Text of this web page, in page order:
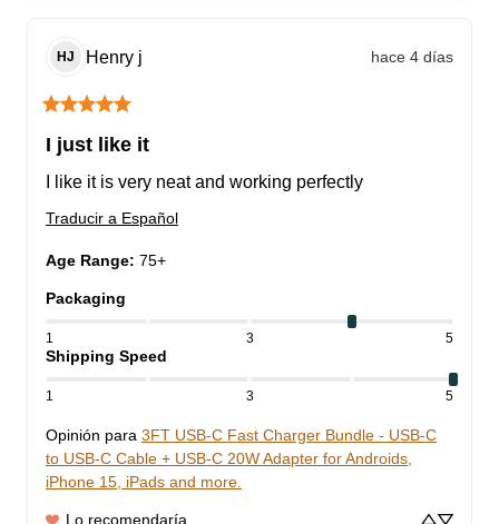
HJ Henry j hace 4 días
I just like it
I like it is very neat and working perfectly
Traducir a Español
Age Range: 75+
Packaging
1 3 5
Shipping Speed
1 3 5
Opinión para 3FT USB-C Fast Charger Bundle - USB-C
to USB-C Cable + USB-C 20W Adapter for Androids,
iPhone 15, iPads and more.
Lo recomendaría